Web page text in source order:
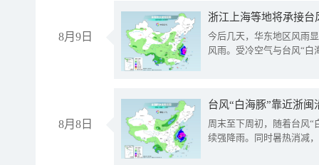
8月9日
浙江上海等地将承接台
今后几天，华东地区风雨
风雨。受冷空气与台风“白
8月8日
台风“白海豚”靠近浙
周末至下周初，随着台风“
续强降雨。同时暑热消减